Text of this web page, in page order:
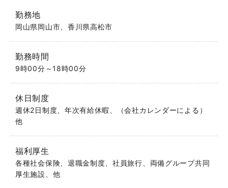
勤務地
岡山県岡山市、香川県高松市
勤務時間
9時00分～18時00分
休日制度
週休2日制度、年次有給休暇、（会社カレンダーによる）
他
福利厚生
各種社会保険、退職金制度、社員旅行、両備グループ共同
厚生施設、他